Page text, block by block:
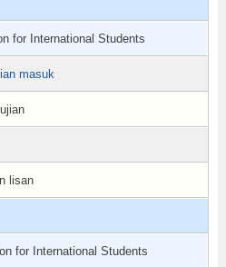
for International Students
masuk
lisan
for International Students